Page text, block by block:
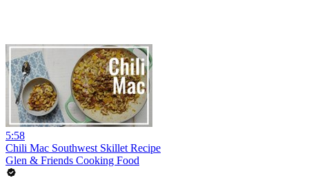
5:58
Chili Mac Southwest Skillet Recipe
Glen & Friends Cooking Food